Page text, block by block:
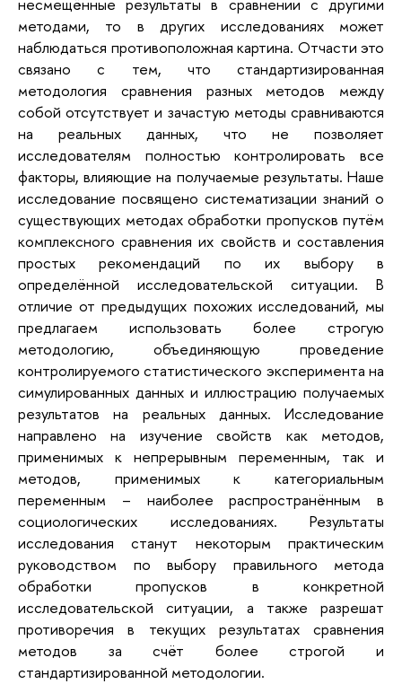
несмещённые результаты в сравнении с другими
методами, то в других исследованиях может
наблюдаться противоположная картина. Отчасти это
связано с тем, что стандартизированная
методология сравнения разных методов между
собой отсутствует и зачастую методы сравниваются
на реальных данных, что не позволяет
исследователям полностью контролировать все
факторы, влияющие на получаемые результаты. Наше
исследование посвящено систематизации знаний о
существующих методах обработки пропусков путём
комплексного сравнения их свойств и составления
простых рекомендаций по их выбору в
определённой исследовательской ситуации. В
отличие от предыдущих похожих исследований, мы
предлагаем использовать более строгую
методологию, объединяющую проведение
контролируемого статистического эксперимента на
симулированных данных и иллюстрацию получаемых
результатов на реальных данных. Исследование
направлено на изучение свойств как методов,
применимых к непрерывным переменным, так и
методов, применимых к категориальным
переменным – наиболее распространённым в
социологических исследованиях. Результаты
исследования станут некоторым практическим
руководством по выбору правильного метода
обработки пропусков в конкретной
исследовательской ситуации, а также разрешат
противоречия в текущих результатах сравнения
методов за счёт более строгой и
стандартизированной методологии.